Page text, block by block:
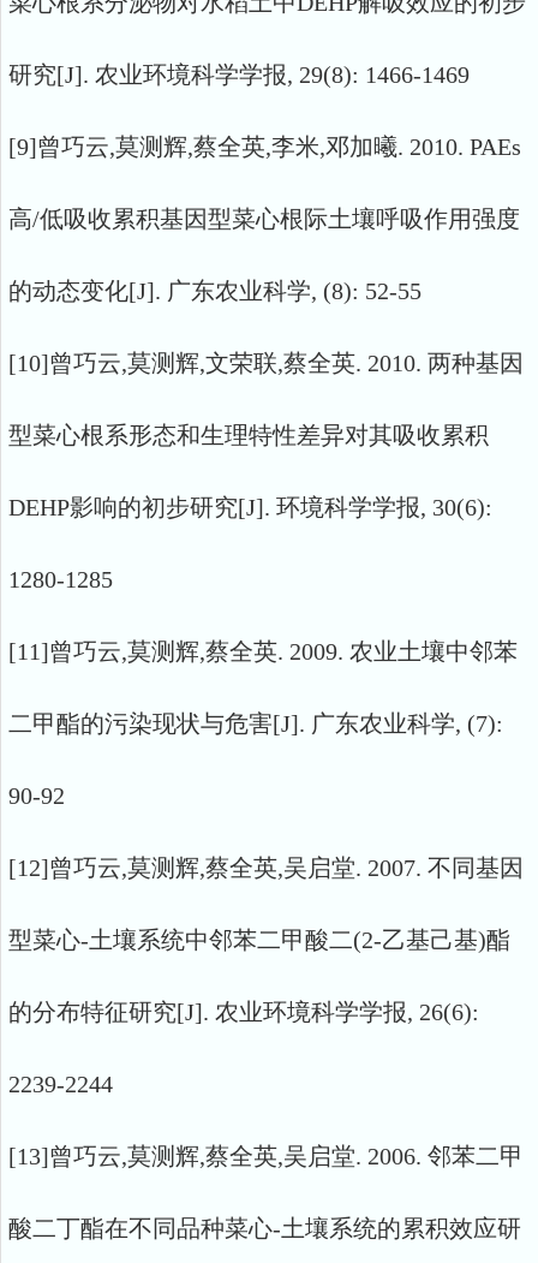
研究[J]. 农业环境科学学报, 29(8): 1466-1469
[9]曾巧云,莫测辉,蔡全英,李米,邓加曦. 2010. PAEs
高/低吸收累积基因型菜心根际土壤呼吸作用强度
的动态变化[J]. 广东农业科学, (8): 52-55
[10]曾巧云,莫测辉,文荣联,蔡全英. 2010. 两种基因
型菜心根系形态和生理特性差异对其吸收累积
DEHP影响的初步研究[J]. 环境科学学报, 30(6):
1280-1285
[11]曾巧云,莫测辉,蔡全英. 2009. 农业土壤中邻苯
二甲酯的污染现状与危害[J]. 广东农业科学, (7):
90-92
[12]曾巧云,莫测辉,蔡全英,吴启堂. 2007. 不同基因
型菜心-土壤系统中邻苯二甲酸二(2-乙基己基)酯
的分布特征研究[J]. 农业环境科学学报, 26(6):
2239-2244
[13]曾巧云,莫测辉,蔡全英,吴启堂. 2006. 邻苯二甲
酸二丁酯在不同品种菜心-土壤系统的累积效应研